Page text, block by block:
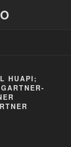
HUAPI;